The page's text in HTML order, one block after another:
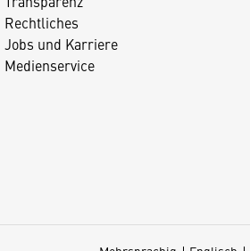
Rechtliches
Jobs und Karriere
Medienservice